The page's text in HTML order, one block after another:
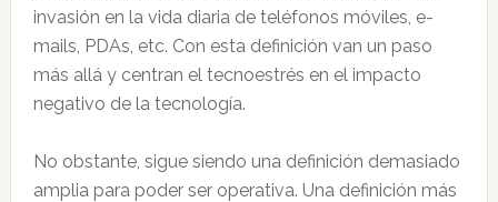
invasión en la vida diaria de teléfonos móviles, e-
mails, PDAs, etc. Con esta definición van un paso
más allá y centran el tecnoestrés en el impacto
negativo de la tecnología.
No obstante, sigue siendo una definición demasiado
amplia para poder ser operativa. Una definición más